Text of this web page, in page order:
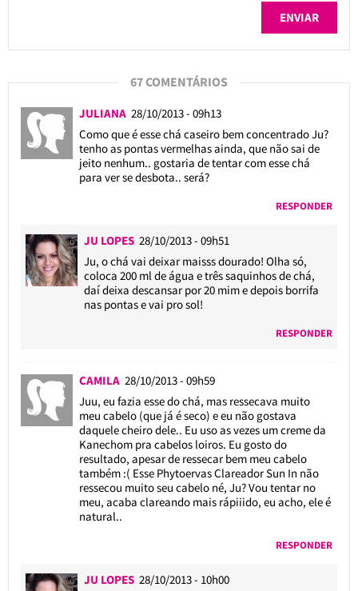
67 COMENTÁRIOS
JULIANA 28/10/2013 - 09h13
Como que é esse chá caseiro bem concentrado Ju?
tenho as pontas vermelhas ainda, que não sai de
jeito nenhum.. gostaria de tentar com esse chá
para ver se desbota.. será?
RESPONDER
JU LOPES 28/10/2013 - 09h51
Ju, o chá vai deixar maisss dourado! Olha só,
coloca 200 ml de água e três saquinhos de chá,
daí deixa descansar por 20 mim e depois borrifa
nas pontas e vai pro sol!
RESPONDER
CAMILA 28/10/2013 - 09h59
Juu, eu fazia esse do chá, mas ressecava muito
meu cabelo (que já é seco) e eu não gostava
daquele cheiro dele.. Eu uso as vezes um creme da
Kanechom pra cabelos loiros. Eu gosto do
resultado, apesar de ressecar bem meu cabelo
também :( Esse Phytoervas Clareador Sun In não
ressecou muito seu cabelo né, Ju? Vou tentar no
meu, acaba clareando mais rápiiido, eu acho, ele é
natural..
RESPONDER
JU LOPES 28/10/2013 - 10h00